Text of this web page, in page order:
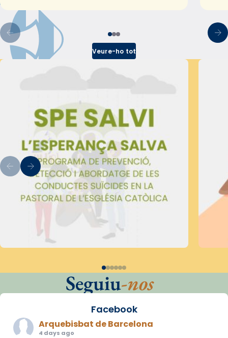
Veure-ho tot
Seguiu-nos
Facebook
Arquebisbat de Barcelona
4 days ago